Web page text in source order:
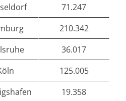
71.247
210.342
36.017
125.005
19.358